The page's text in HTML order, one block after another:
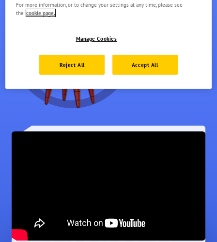
NV.
For more information, or to change your settings at any time, please see
the cookie page.
Manage Cookies
Reject All Accept All